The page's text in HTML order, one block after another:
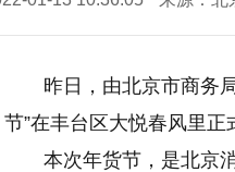
昨日，由北京市商务
节”在丰台区大悦春风里正
本次年货节，是北京